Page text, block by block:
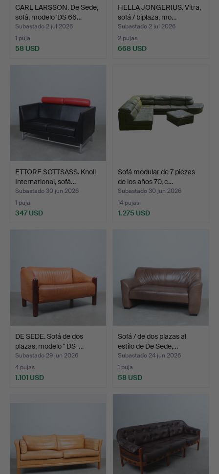
CARL LARSSON. De Sede,
sofá, modelo 'DS 66…
Subastado 2 jul 2026
1 puja
58 USD
HELLA JONGERIUS. Vitra,
sofá / biplaza, mo…
Subastado 2 jul 2026
2 pujas
668 USD
ETTORE SOTTSASS. Knoll
International, sofá…
Subastado 30 jun 2026
1 puja
347 USD
Sofá modular de 7 piezas
de los años 70, c…
Subastado 30 jun 2026
14 pujas
1.275 USD
DE SEDE. Sofá de dos
plazas, modelo '' DS-…
Subastado 29 jun 2026
4 pujas
1.101 USD
Sofá / de dos plazas al
estilo de De Sede,…
Subastado 24 jun 2026
1 puja
58 USD